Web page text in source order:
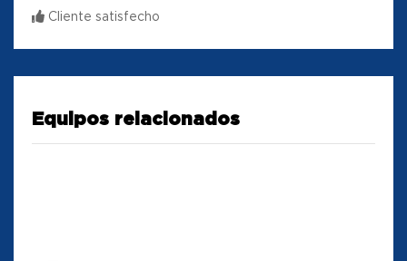
Cliente satisfecho
Equipos relacionados